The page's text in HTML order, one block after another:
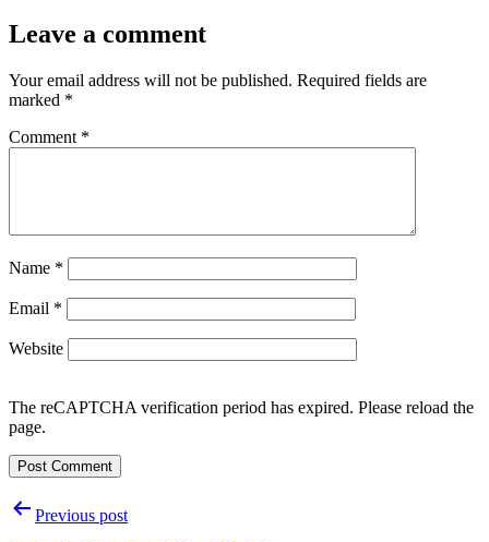
Leave a comment
Your email address will not be published. Required fields are
marked *
Comment *
Name *
Email *
Website
The reCAPTCHA verification period has expired. Please reload the
page.
PostPrevious post